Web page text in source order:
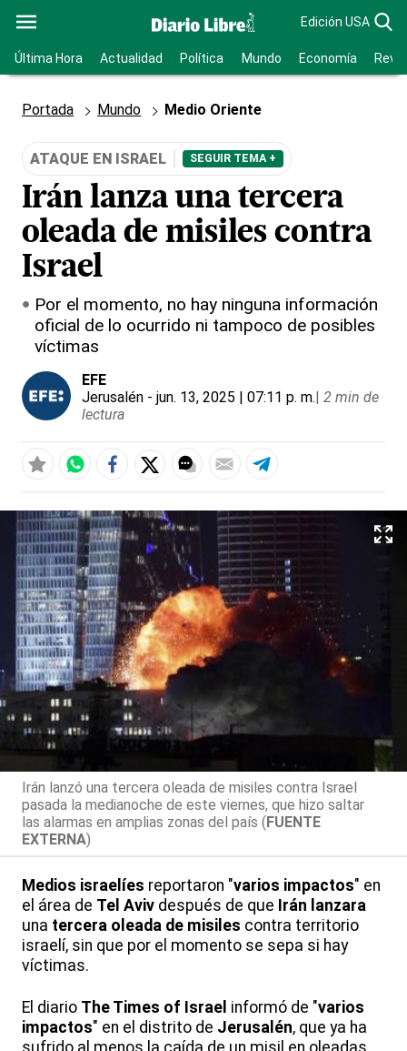
Edición USA
Última Hora Actualidad Política Mundo Economía
Portada Mundo Medio Oriente
ATAQUE EN ISRAEL SEGUIR TEMA +
Irán lanza una tercera
oleada de misiles contra
Israel
Por el momento, no hay ninguna información
oficial de lo ocurrido ni tampoco de posibles
víctimas
EFE
Jerusalén - jun. 13, 2025 | 07:11 p. m.| 2 min de
lectura
Irán lanzó una tercera oleada de misiles contra Israel
pasada la medianoche de este viernes, que hizo saltar
las alarmas en amplias zonas del país (FUENTE
EXTERNA)
Medios israelíes reportaron "varios impactos" en
el área de Tel Aviv después de que Irán lanzara
una tercera oleada de misiles contra territorio
israelí, sin que por el momento se sepa si hay
víctimas.
El diario The Times of Israel informó de "varios
impactos" en el distrito de Jerusalén, que ya ha